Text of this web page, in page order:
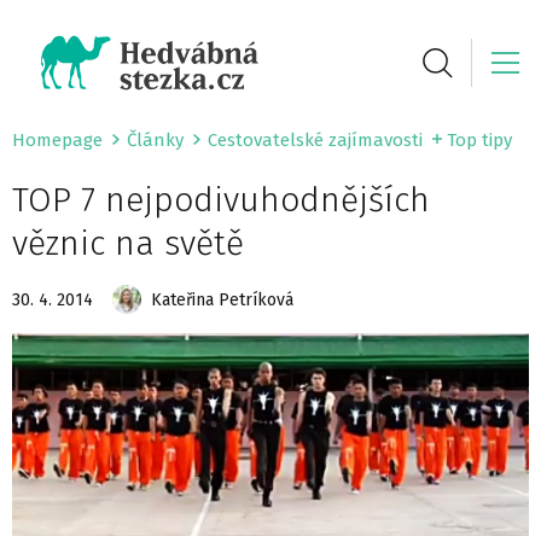
Homepage Články Cestovatelské zajímavosti Top tipy
TOP 7 nejpodivuhodnějších
věznic na světě
30. 4. 2014 Kateřina Petríková